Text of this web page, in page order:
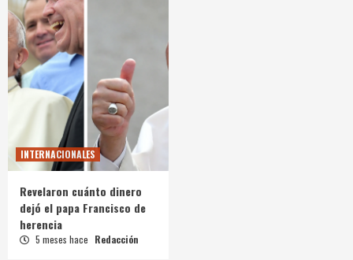
INTERNACIONALES
Revelaron cuánto dinero
dejó el papa Francisco de
herencia
5 meses hace Redacción